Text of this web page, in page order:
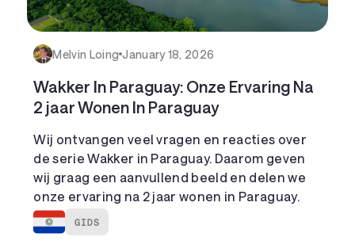
Melvin Loing January 18, 2026
Wakker In Paraguay: Onze Ervaring Na
2 jaar Wonen In Paraguay
Wij ontvangen veel vragen en reacties over
de serie Wakker in Paraguay. Daarom geven
wij graag een aanvullend beeld en delen we
onze ervaring na 2 jaar wonen in Paraguay.
GIDS